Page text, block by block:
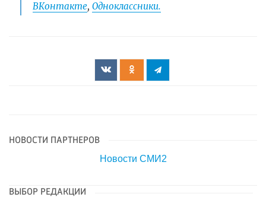
ВКонтакте, Одноклассники.
НОВОСТИ ПАРТНЕРОВ
Новости СМИ2
ВЫБОР РЕДАКЦИИ